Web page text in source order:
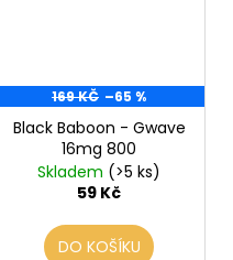
169 KČ –65 %
Black Baboon - Gwave
16mg 800
Skladem (>5 ks)
59 Kč
DO KOŠÍKU